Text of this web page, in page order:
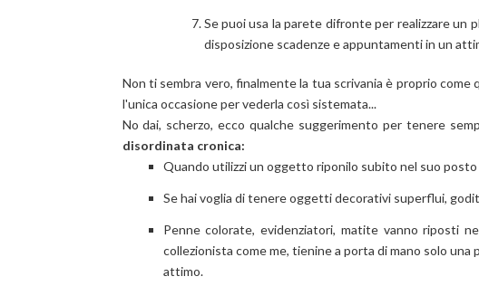
Se puoi usa la parete difronte per realizzare un
disposizione scadenze e appuntamenti in un
Non ti sembra vero, finalmente la tua scrivania è proprio come
l'unica occasione per vederla così sistemata...
No dai, scherzo, ecco qualche suggerimento per tenere
disordinata cronica:
Quando utilizzi un oggetto riponilo subito nel suo posto
Se hai voglia di tenere oggetti decorativi superflui,
Penne colorate, evidenziatori, matite vanno riposti
collezionista come me, tienine a porta di mano solo
attimo.